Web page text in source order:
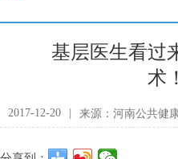
基层医生看过
术
2017-12-20 来源：河南公共健